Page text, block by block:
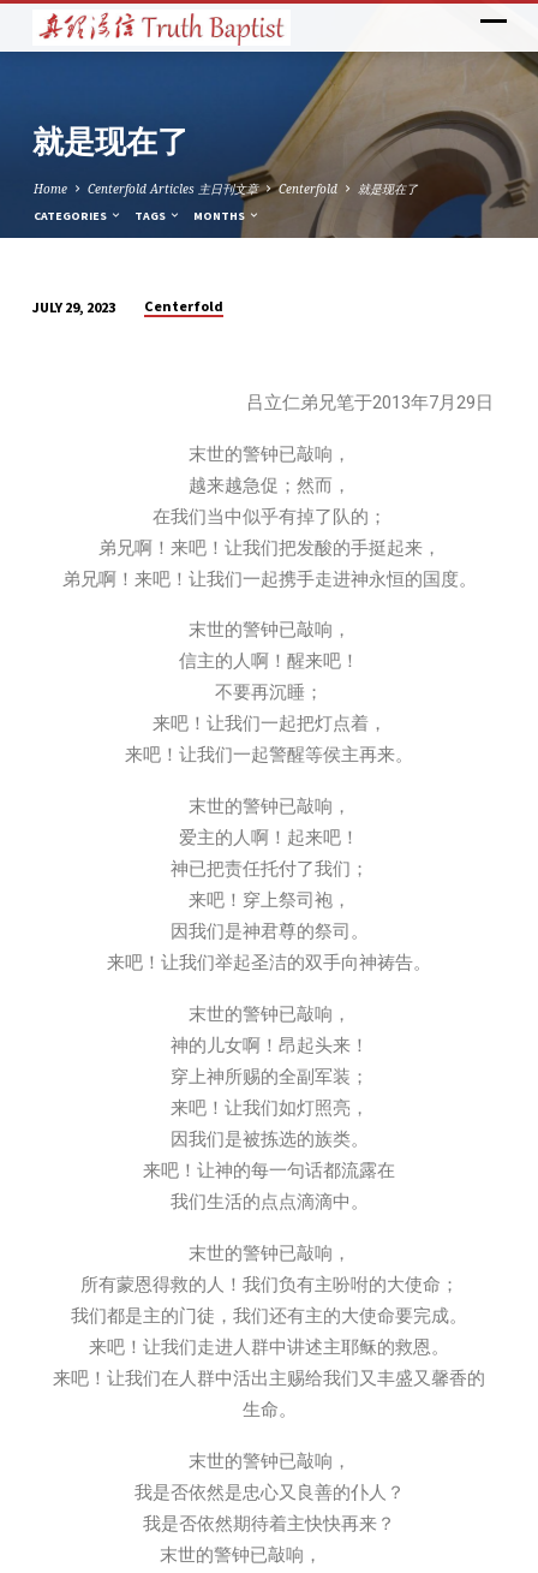
就是现在了
Home Centerfold Articles 主日刊文章 Centerfold 就是现在了
CATEGORIES TAGS MONTHS
JULY 29, 2023 Centerfold
吕立仁弟兄笔于2013年7月29日
末世的警钟已敲响，
越来越急促；然而，
在我们当中似乎有掉了队的；
弟兄啊！来吧！让我们把发酸的手挺起来，
弟兄啊！来吧！让我们一起携手走进神永恒的国度。
末世的警钟已敲响，
信主的人啊！醒来吧！
不要再沉睡；
来吧！让我们一起把灯点着，
来吧！让我们一起警醒等侯主再来。
末世的警钟已敲响，
爱主的人啊！起来吧！
神已把责任托付了我们；
来吧！穿上祭司袍，
因我们是神君尊的祭司。
来吧！让我们举起圣洁的双手向神祷告。
末世的警钟已敲响，
神的儿女啊！昂起头来！
穿上神所赐的全副军装；
来吧！让我们如灯照亮，
因我们是被拣选的族类。
来吧！让神的每一句话都流露在
我们生活的点点滴滴中。
末世的警钟已敲响，
所有蒙恩得救的人！我们负有主吩咐的大使命；
我们都是主的门徒，我们还有主的大使命要完成。
来吧！让我们走进人群中讲述主耶稣的救恩。
来吧！让我们在人群中活出主赐给我们又丰盛又馨香的
生命。
末世的警钟已敲响，
我是否依然是忠心又良善的仆人？
我是否依然期待着主快快再来？
末世的警钟已敲响，